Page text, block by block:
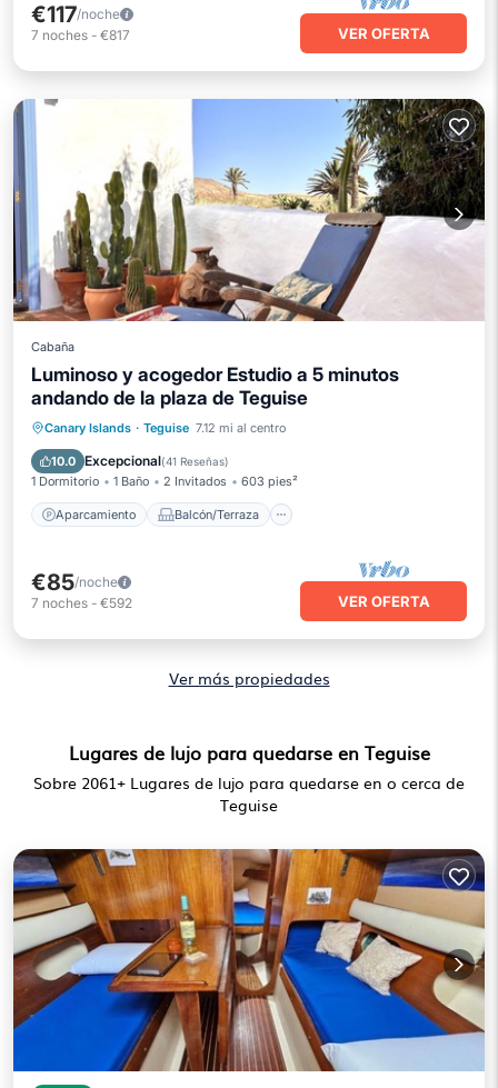
€117/noche
7 noches - €817 VER OFERTA
Cabaña
Luminoso y acogedor Estudio a 5 minutos
andando de la plaza de Teguise
Canary Islands · Teguise 7.12 mi al centro
10.0 Excepcional(41 Reseñas)
1 Dormitorio 1 Baño 2 Invitados 603 pies²
Aparcamiento Balcón/Terraza
Aparcamiento
Balcón/Terraza
Cocina
Internet
€85/noche
7 noches - €592 VER OFERTA
Ver más propiedades
Lugares de lujo para quedarse en Teguise
Sobre 2061+ Lugares de lujo para quedarse en o cerca de
Teguise